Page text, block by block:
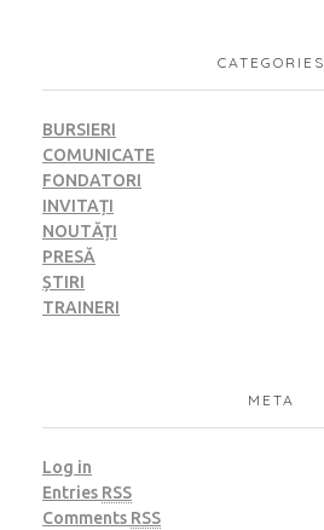
CATEGORIES
BURSIERI
COMUNICATE
FONDATORI
INVITAȚI
NOUTĂȚI
PRESĂ
ȘTIRI
TRAINERI
META
Log in
Entries RSS
Comments RSS